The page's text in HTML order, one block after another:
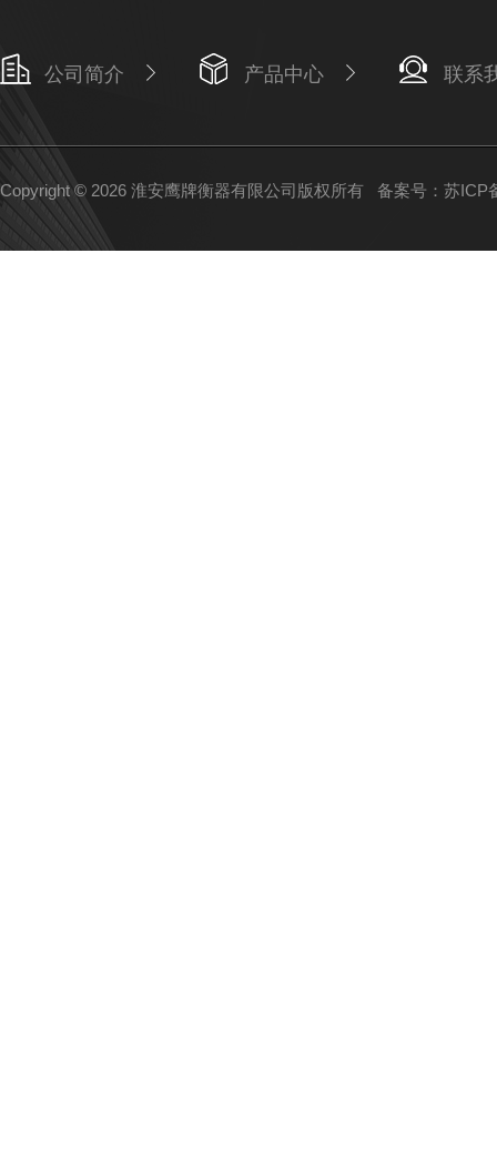
公司简介 产品中心 联系
Copyright © 2026 淮安鹰牌衡器有限公司版权所有 备案号：苏ICP